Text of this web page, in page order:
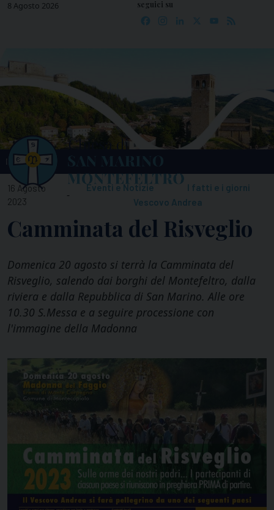
Skip8 Agosto 2026 seguici su
Facebook
Instagram
LinkedIn YouTube
MENU
16 Agosto
2023
-
Eventi e Notizie
I fatti e i giorni
Vescovo Andrea
Camminata del Risveglio
Domenica 20 agosto si terrà la Camminata del
Risveglio, salendo dai borghi del Montefeltro, dalla
riviera e dalla Repubblica di San Marino. Alle ore
10.30 S.Messa e a seguire processione con
l'immagine della Madonna